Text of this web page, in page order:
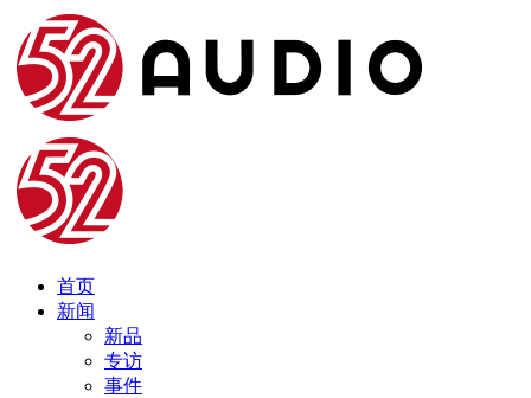
首页
新闻
新品
专访
事件